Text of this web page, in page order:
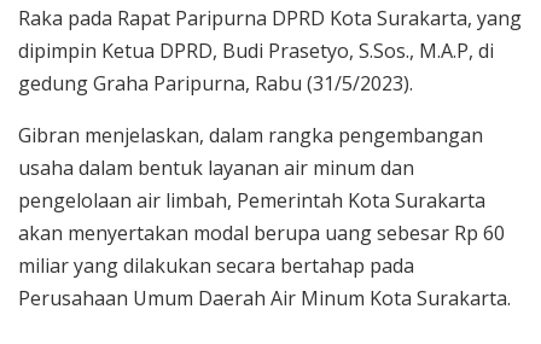
Raka pada Rapat Paripurna DPRD Kota Surakarta, yang
dipimpin Ketua DPRD, Budi Prasetyo, S.Sos., M.A.P, di
gedung Graha Paripurna, Rabu (31/5/2023).
Gibran menjelaskan, dalam rangka pengembangan
usaha dalam bentuk layanan air minum dan
pengelolaan air limbah, Pemerintah Kota Surakarta
akan menyertakan modal berupa uang sebesar Rp 60
miliar yang dilakukan secara bertahap pada
Perusahaan Umum Daerah Air Minum Kota Surakarta.